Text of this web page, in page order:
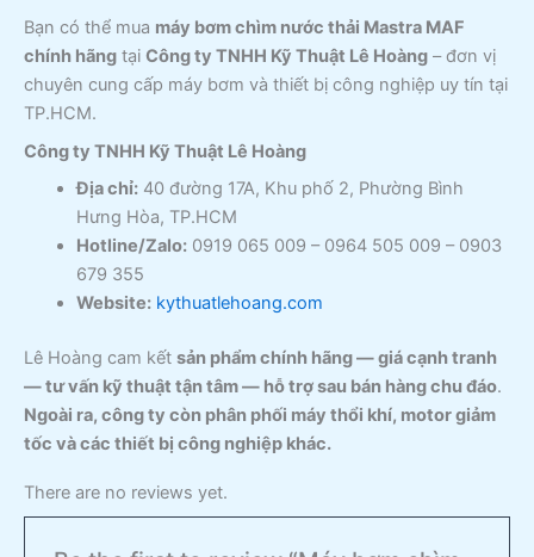
Bạn có thể mua máy bơm chìm nước thải Mastra MAF
chính hãng tại Công ty TNHH Kỹ Thuật Lê Hoàng – đơn vị
chuyên cung cấp máy bơm và thiết bị công nghiệp uy tín tại
TP.HCM.
Công ty TNHH Kỹ Thuật Lê Hoàng
Địa chỉ:40 đường 17A, Khu phố 2, Phường Bình
Hưng Hòa, TP.HCM
Hotline/Zalo:0919 065 009 – 0964 505 009 – 0903
679 355
Website: kythuatlehoang.com
Lê Hoàng cam kết sản phẩm chính hãng — giá cạnh tranh
— tư vấn kỹ thuật tận tâm — hỗ trợ sau bán hàng chu đáo.
Ngoài ra, công ty còn phân phối máy thổi khí, motor giảm
tốc và các thiết bị công nghiệp khác.
There are no reviews yet.